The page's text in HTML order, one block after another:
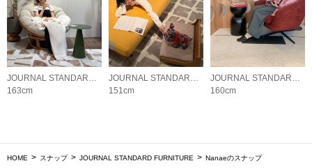
163cm
151cm
160cm
HOME スナップ JOURNAL STANDARD FURNITURE Nanaeのスナップ